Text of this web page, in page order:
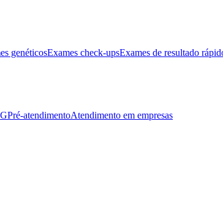
genéticosExames check-upsExames de resultado
Pré-atendimentoAtendimento em empresas